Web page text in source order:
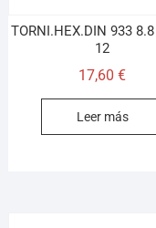
TORNI.HEX.DIN 933
12
17,60€
Leer más